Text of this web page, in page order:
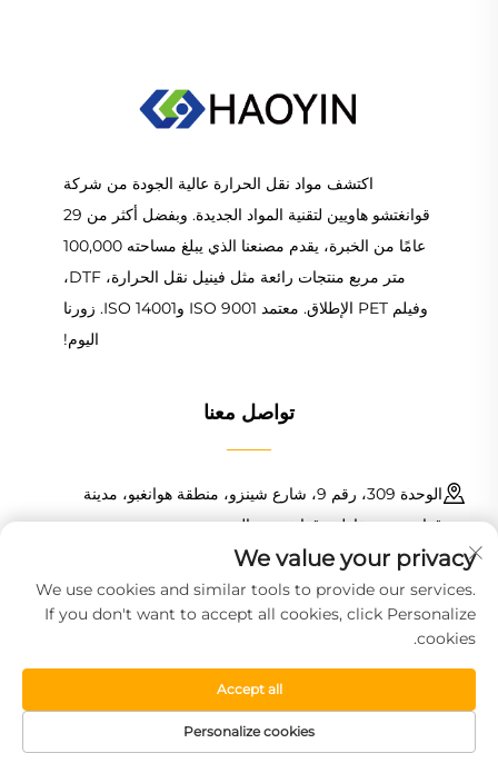
اكتشف مواد نقل الحرارة عالية الجودة من شركة
قوانغتشو هاويين لتقنية المواد الجديدة. وبفضل أكثر من 29
عامًا من الخبرة، يقدم مصنعنا الذي يبلغ مساحته 100,000
متر مربع منتجات رائعة مثل فينيل نقل الحرارة، DTF،
وفيلم PET الإطلاق. معتمد ISO 9001 وISO 14001. زورنا
اليوم!
تواصل معنا
الوحدة 309، رقم 9، شارع شينزو، منطقة هوانغبو، مدينة
قوانغتشو، مقاطعة قوانغدونغ، الصين
[email protected]
حقوق النسخ © 2025 شركة قوانغتشو هاويين للتقنيات المواد الجديدة
المحدودة. جميع الحقوق محفوظة.سياسة الخصوصية
الصفحة الرئيسية منتجات البريد الإلكتروني الهاتف
We value your privacy
We use cookies and similar tools to provide our services.
If you don't want to accept all cookies, click Personalize
cookies.
Personalize cookies
Accept all